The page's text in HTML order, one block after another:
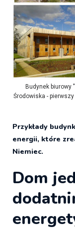
Budynek biurowy
Środowiska -
Przykłady
energii, które
Niemiec.
Dom